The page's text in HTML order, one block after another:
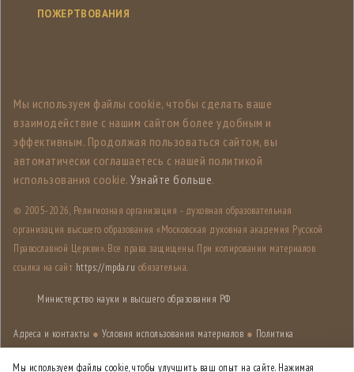
ПОЖЕРТВОВАНИЯ
Мы используем файлы cookie, чтобы сделать ваше
взаимодействие с нашим сайтом более удобным и
эффективным. Продолжая пользоваться сайтом, вы
автоматически соглашаетесь с нашей политикой
использования cookie. Узнайте больше.
© 2005-2026, Религиозная организация - духовная образовательная
организация высшего образования «Московская духовная академия Русской
Православной Церкви». Все права защищены. При копировании материалов
ссылка на сайт https://mpda.ru обязательна.
Министерство науки и высшего образования РФ
Адреса и контакты ● Условия использования материалов ● Политика
конфиденциальности●Карта сайта
Мы используем файлы cookie, чтобы улучшить ваш опыт на сайте. Нажимая